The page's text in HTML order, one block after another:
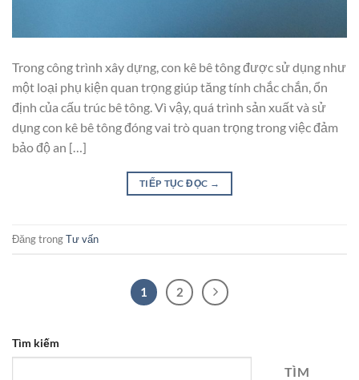
Trong công trình xây dựng, con kê bê tông được sử dụng như
một loại phụ kiện quan trọng giúp tăng tính chắc chắn, ổn
định của cấu trúc bê tông. Vì vậy, quá trình sản xuất và sử
dụng con kê bê tông đóng vai trò quan trọng trong việc đảm
bảo độ an […]
TIẾP TỤC ĐỌC →
Đăng trongTư vấn
1 2
Tìm kiếm
TÌM